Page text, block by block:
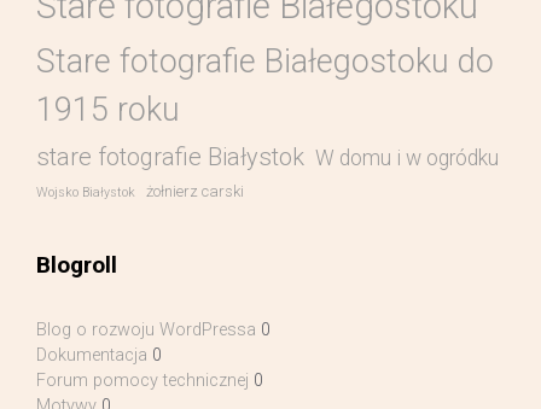
Stare fotografie Białegostoku do
1915 roku
stare fotografie Białystok W domu i w ogródku
Wojsko Białystok żołnierz carski
Blogroll
Blog o rozwoju WordPressa 0
Dokumentacja 0
Forum pomocy technicznej 0